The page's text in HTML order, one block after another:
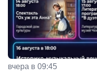
вчера в 09:45